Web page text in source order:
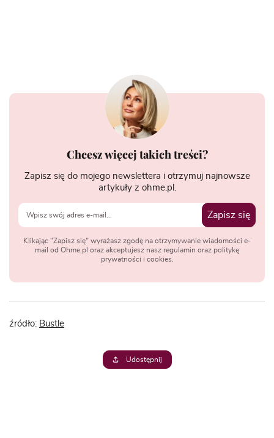
Chcesz więcej takich treści?
Zapisz się do mojego newslettera i otrzymuj najnowsze
artykuły z ohme.pl.
Zapisz się
Klikając "Zapisz się" wyrażasz zgodę na otrzymywanie wiadomości e-
mail od Ohme.pl oraz akceptujesz nasz regulamin oraz politykę
prywatności i cookies.
źródło: Bustle
Udostępnij